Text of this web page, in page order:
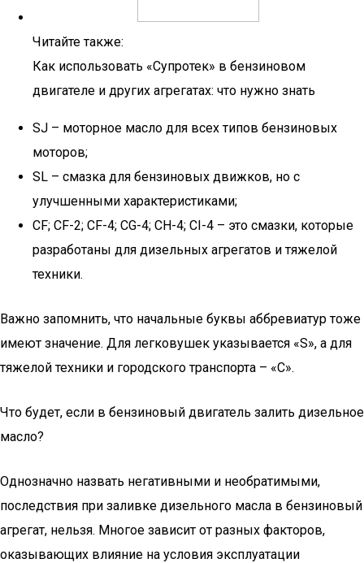
Читайте также:
Как использовать «Супротек» в бензиновом
двигателе и других агрегатах: что нужно знать
SJ – моторное масло для всех типов бензиновых
моторов;
SL – смазка для бензиновых движков, но с
улучшенными характеристиками;
CF; CF-2; CF-4; CG-4; CH-4; СI-4 – это смазки, которые
разработаны для дизельных агрегатов и тяжелой
техники.
Важно запомнить, что начальные буквы аббревиатур тоже
имеют значение. Для легковушек указывается «S», а для
тяжелой техники и городского транспорта – «С».
Что будет, если в бензиновый двигатель залить дизельное
масло?
Однозначно назвать негативными и необратимыми,
последствия при заливке дизельного масла в бензиновый
агрегат, нельзя. Многое зависит от разных факторов,
оказывающих влияние на условия эксплуатации